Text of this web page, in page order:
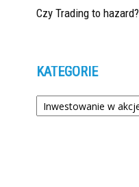
Czy Trading to hazard?
KATEGORIE
Kategorie